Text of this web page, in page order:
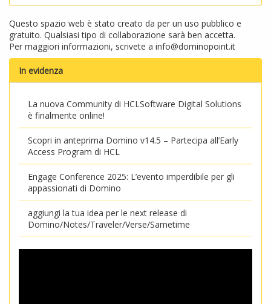
Questo spazio web è stato creato da per un uso pubblico e
gratuito. Qualsiasi tipo di collaborazione sarà ben accetta.
Per maggiori informazioni, scrivete a info@dominopoint.it
In evidenza
La nuova Community di HCLSoftware Digital Solutions
è finalmente online!
Scopri in anteprima Domino v14.5 – Partecipa all’Early
Access Program di HCL
Engage Conference 2025: L’evento imperdibile per gli
appassionati di Domino
aggiungi la tua idea per le next release di
Domino/Notes/Traveler/Verse/Sametime